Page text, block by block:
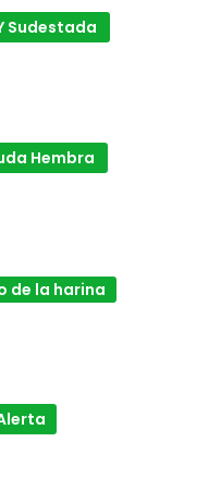
Sudestada
Hembra
de la harina